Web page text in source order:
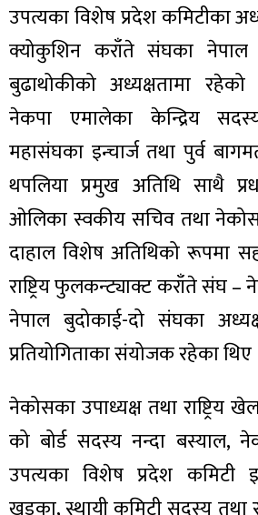
उपत्यका विशेष प्रदेश कमिटीका
क्योकुशिन कराँते संघका नेपाल
बुढाथोकीको अध्यक्षतामा रहेको
नेकपा एमालेका केन्द्रिय
महासंघका इन्चार्ज तथा पुर्व
थपलिया प्रमुख अतिथि साथै
ओलिका स्वकीय सचिव तथा
दाहाल विशेष अतिथिको रूपमा
राष्ट्रिय फुलकन्ट्याक्ट कराँते संघ
नेपाल बुदोकाई-दो संघका
प्रतियोगिताका संयोजक रहेका थिए
नेकोसका उपाध्यक्ष तथा राष्ट्रिय
को बोर्ड सदस्य नन्दा बस्याल,
उपत्यका विशेष प्रदेश कमिटी